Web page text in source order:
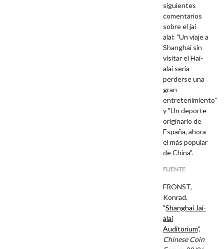
siguientes
comentarios
sobre el jai
alai: "Un viaje a
Shanghai sin
visitar el Hai-
alai sería
perderse una
gran
entretenimiento"
y "Un deporte
originario de
España, ahora
el más popular
de China".
FUENTE
FRONST,
Konrad.
"Shanghai Jai-
alai
Auditorium",
Chinese Coin